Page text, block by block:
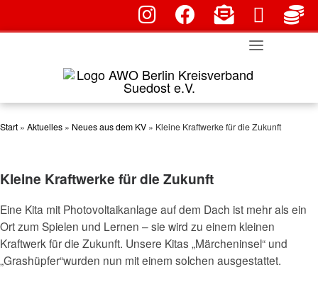
content
fab fa-instagramfab fa-facebook
fas fa- far fa-
Start » Aktuelles » Neues aus dem KV » Kleine Kraftwerke für die Zukunft
Kleine Kraftwerke für die Zukunft
Eine Kita mit Photovoltaikanlage auf dem Dach ist mehr als ein
Ort zum Spielen und Lernen – sie wird zu einem kleinen
Kraftwerk für die Zukunft. Unsere Kitas „Märcheninsel“ und
„Grashüpfer“wurden nun mit einem solchen ausgestattet.